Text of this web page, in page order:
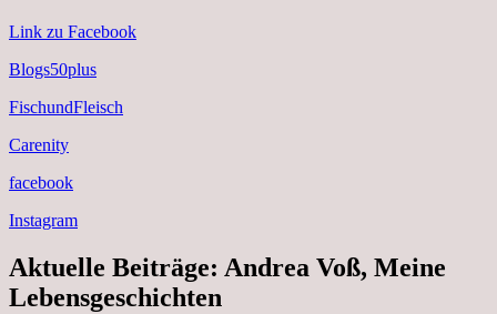
Link zu Facebook
Blogs50plus
FischundFleisch
Carenity
facebook
Instagram
Aktuelle Beiträge: Andrea Voß, Meine
Lebensgeschichten